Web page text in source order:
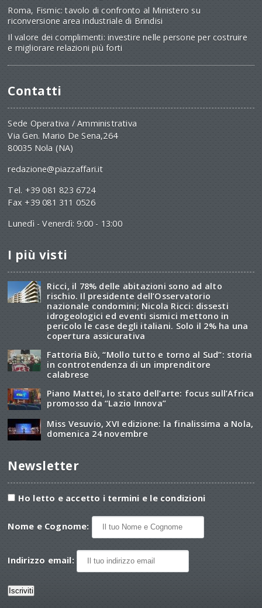
Roma, Fismic: tavolo di confronto al Ministero su
riconversione area industriale di Brindisi
Il valore dei complimenti: investire nelle persone per costruire
e migliorare relazioni più forti
Contatti
Sede Operativa / Amministrativa
Via Gen. Mario De Sena,264
80035 Nola (NA)
redazione@piazzaffari.it
Tel. +39 081 823 6724
Fax +39 081 311 0526
Lunedì - Venerdì: 9:00 - 13:00
I più visti
Ricci, il 78% delle abitazioni sono ad alto
rischio. Il presidente dell’Osservatorio
nazionale condomini; Nicola Ricci: dissesti
idrogeologici ed eventi sismici mettono in
pericolo le case degli italiani. Solo il 2% ha una
copertura assicurativa
Fattoria Biò, “Mollo tutto e torno al Sud”: storia
in controtendenza di un imprenditore
calabrese
Piano Mattei, lo stato dell’arte: focus sull’Africa
promosso da “Lazio Innova”
Miss Vesuvio, XVI edizione: la finalissima a Nola,
domenica 24 novembre
Newsletter
Ho letto e accetto i termini e le condizioni
Nome e Cognome:
Indirizzo email: